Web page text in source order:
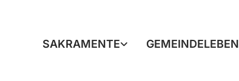
SAKRAMENTE GEMEINDELEBEN